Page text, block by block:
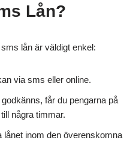
Lån?
lån är väldigt enkel:
via sms eller online.
får du pengarna på
några timmar.
lånet inom den överenskomna